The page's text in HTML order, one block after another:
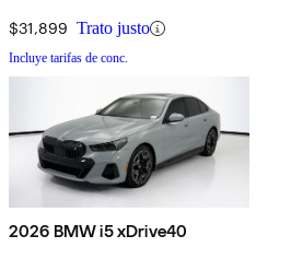
$31,899 Trato justo
Incluye tarifas de conc.
2026 BMW i5 xDrive40